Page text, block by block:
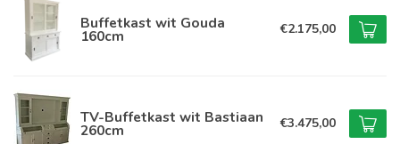
Buffetkast wit Gouda
160cm €2.175,00
TV-Buffetkast wit Bastiaan
260cm €3.475,00